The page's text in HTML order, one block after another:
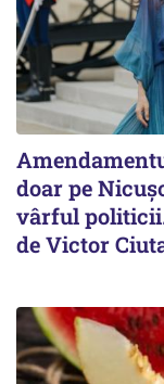
doar pe
vârful politicii.
de Victor